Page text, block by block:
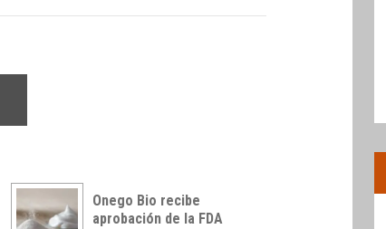
Onego Bio recibe
aprobación de la FDA